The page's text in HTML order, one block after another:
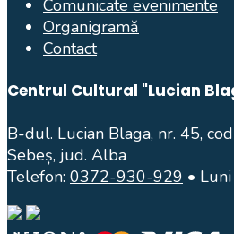
Comunicate evenimente
Organigramă
Contact
Centrul Cultural "Lucian
B-dul. Lucian Blaga, nr. 45,
Sebeș, jud. Alba
Telefon: 0372-930-929 •